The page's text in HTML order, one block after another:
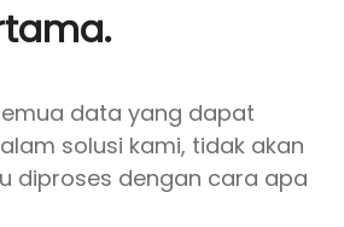
data yang dapat
solusi kami, tidak akan
diproses dengan cara apa